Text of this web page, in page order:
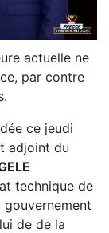
actuelle ne
par contre
ce jeudi
adjoint du
technique de
de de la